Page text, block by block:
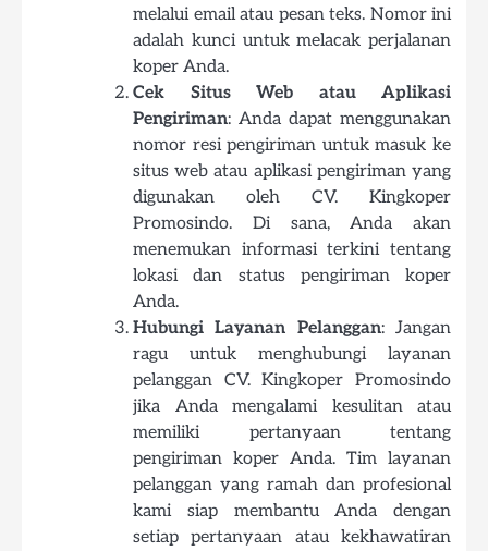
melalui email atau pesan teks. Nomor ini
adalah kunci untuk melacak perjalanan
koper Anda.
Cek Situs Web atau Aplikasi
Pengiriman: Anda dapat menggunakan
nomor resi pengiriman untuk masuk ke
situs web atau aplikasi pengiriman yang
digunakan oleh CV. Kingkoper
Promosindo. Di sana, Anda akan
menemukan informasi terkini tentang
lokasi dan status pengiriman koper
Anda.
Hubungi Layanan Pelanggan: Jangan
ragu untuk menghubungi layanan
pelanggan CV. Kingkoper Promosindo
jika Anda mengalami kesulitan atau
memiliki pertanyaan tentang
pengiriman koper Anda. Tim layanan
pelanggan yang ramah dan profesional
kami siap membantu Anda dengan
setiap pertanyaan atau kekhawatiran